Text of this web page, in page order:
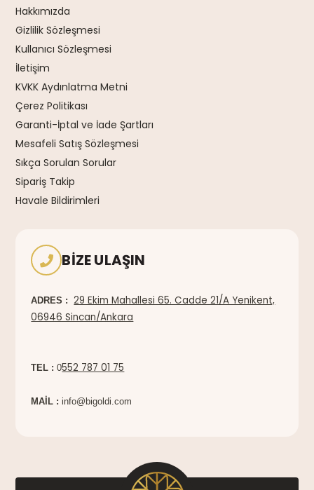
Hakkımızda
Gizlilik Sözleşmesi
Kullanıcı Sözleşmesi
İletişim
KVKK Aydınlatma Metni
Çerez Politikası
Garanti-İptal ve İade Şartları
Mesafeli Satış Sözleşmesi
Sıkça Sorulan Sorular
Sipariş Takip
Havale Bildirimleri
BIZE ULAŞIN
ADRES :
29 Ekim Mahallesi 65. Cadde 21/A Yenikent,
06946 Sincan/Ankara
TEL : 0552 787 01 75
MAİL :info@bigoldi.com